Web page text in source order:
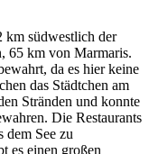
km südwestlich der
65 km von Marmaris.
da es hier keine
das Städtchen am
Stränden und konnte
Die Restaurants
dem See zu
es einen großen